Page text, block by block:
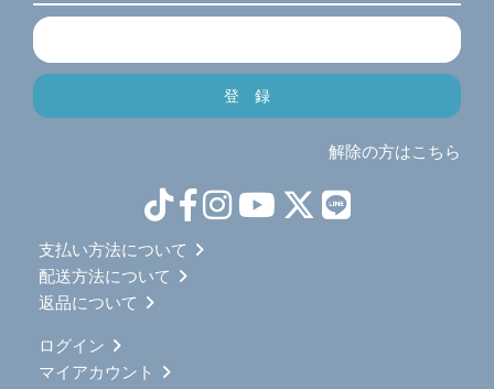
解除の方はこちら
支払い方法について
配送方法について
返品について
ログイン
マイアカウント